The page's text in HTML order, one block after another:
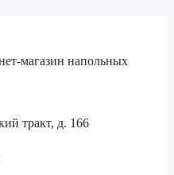
магазин напольных
тракт, д. 166